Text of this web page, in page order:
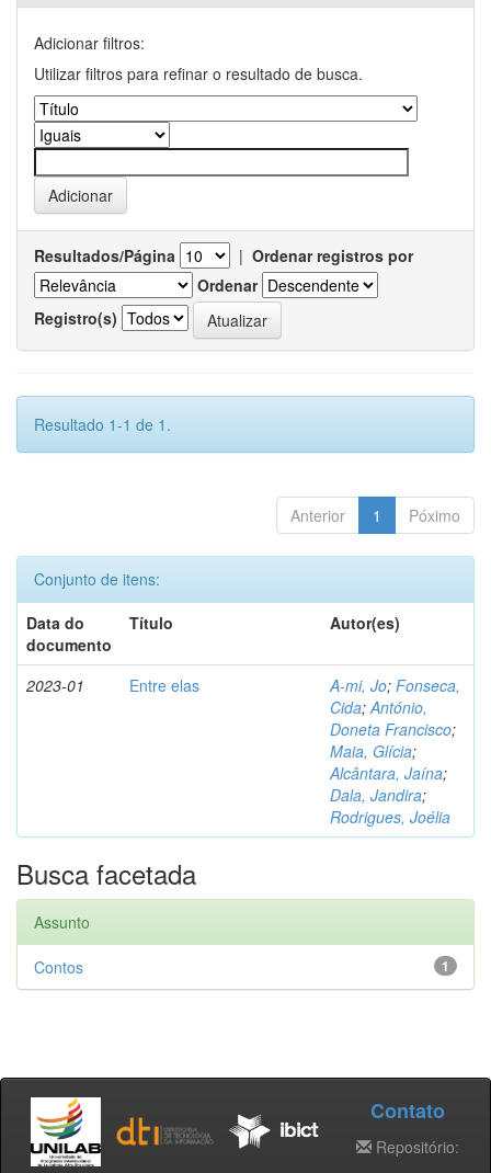
Adicionar filtros:
Utilizar filtros para refinar o resultado de busca.
Resultados/Página | Ordenar registros por
Ordenar
Registro(s)
Resultado 1-1 de 1.
Anterior 1 Póximo
Conjunto de itens:
Data do
documento
Título Autor(es)
2023-01 Entre elas A-mi, Jo; Fonseca,
Cida;António,
Doneta Francisco;
Maia, Glícia;
Alcântara, Jaína;
Dala, Jandira;
Rodrigues, Joélia
Busca facetada
Assunto
1
Contos
Contato
Repositório: